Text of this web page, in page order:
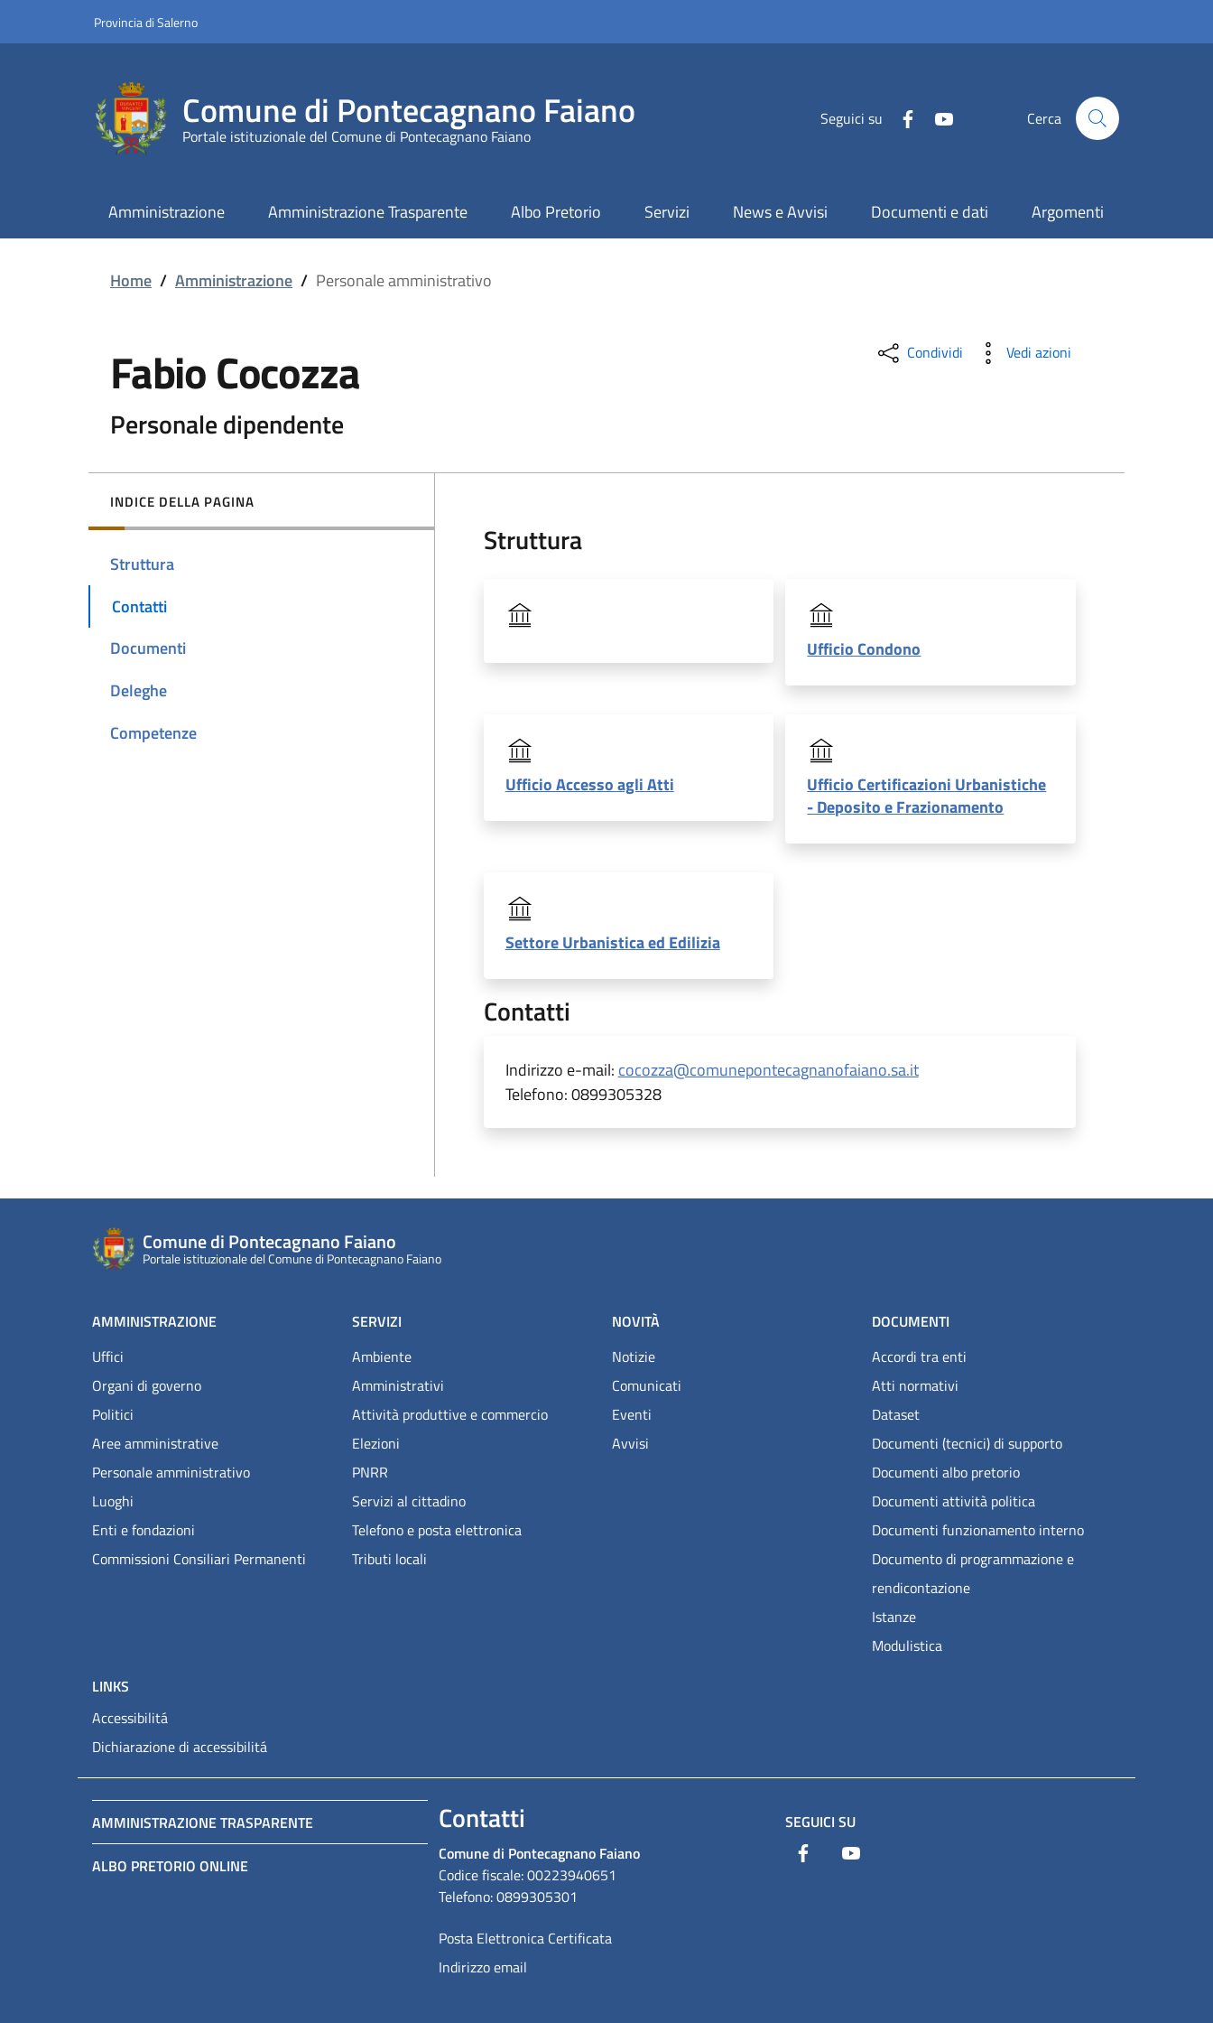
Provincia di Salerno
Comune di Pontecagnano Faiano
Portale istituzionale del Comune di Pontecagnano Faiano
Seguici su Cerca
Amministrazione Amministrazione Trasparente Albo Pretorio Servizi News e Avvisi Documenti e dati Argomenti
Home / Amministrazione / Personale amministrativo
Fabio Cocozza
Personale dipendente
Condividi Vedi azioni
INDICE DELLA PAGINA
Struttura
Contatti
Documenti
Deleghe
Competenze
Struttura
Ufficio Condono
Ufficio Accesso agli Atti
Ufficio Certificazioni Urbanistiche
- Deposito e Frazionamento
Settore Urbanistica ed Edilizia
Contatti
Indirizzo e-mail: cocozza@comunepontecagnanofaiano.sa.it
Telefono:0899305328
Comune di Pontecagnano Faiano
Portale istituzionale del Comune di Pontecagnano Faiano
AMMINISTRAZIONE
Uffici
Organi di governo
Politici
Aree amministrative
Personale amministrativo
Luoghi
Enti e fondazioni
Commissioni Consiliari Permanenti
SERVIZI
Ambiente
Amministrativi
Attività produttive e commercio
Elezioni
PNRR
Servizi al cittadino
Telefono e posta elettronica
Tributi locali
NOVITÀ
Notizie
Comunicati
Eventi
Avvisi
DOCUMENTI
Accordi tra enti
Atti normativi
Dataset
Documenti (tecnici) di supporto
Documenti albo pretorio
Documenti attività politica
Documenti funzionamento interno
Documento di programmazione e
rendicontazione
Istanze
Modulistica
LINKS
Accessibilitá
Dichiarazione di accessibilitá
AMMINISTRAZIONE TRASPARENTE
ALBO PRETORIO ONLINE
Contatti
Comune di Pontecagnano Faiano
Codice fiscale: 00223940651
Telefono: 0899305301
Posta Elettronica Certificata
Indirizzo email
SEGUICI SU
Facebook